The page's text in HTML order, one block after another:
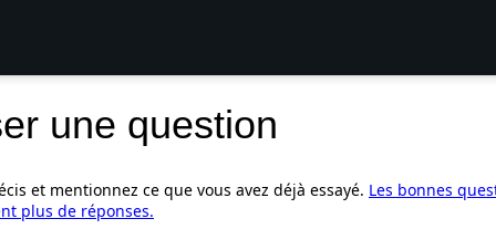
une question
et mentionnez ce que vous avez déjà essayé. Les bonnes
plus de réponses.